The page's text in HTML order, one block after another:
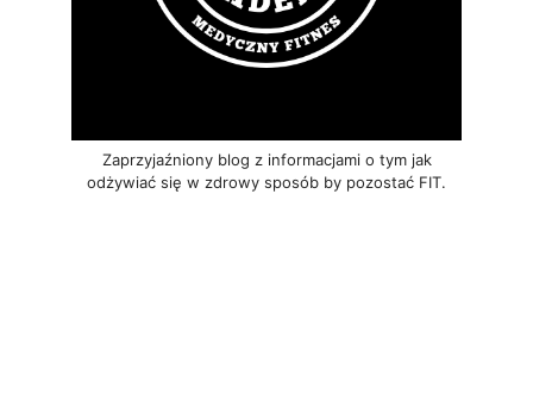
Zaprzyjaźniony blog z informacjami o tym jak
odżywiać się w zdrowy sposób by pozostać FIT.